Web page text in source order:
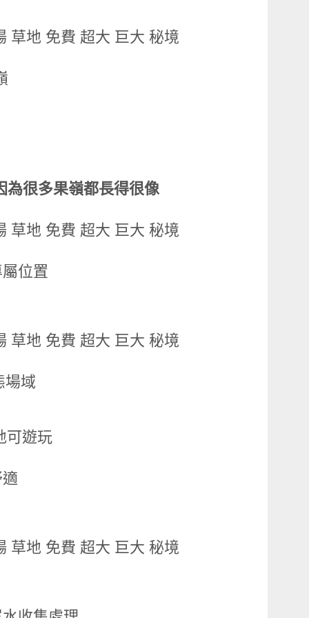
為很多果嶺都長得很像
位置
場域
可遊玩